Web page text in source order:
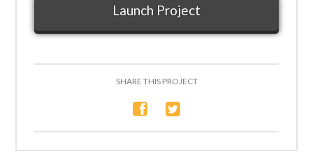
Launch Project
SHARE THIS PROJECT